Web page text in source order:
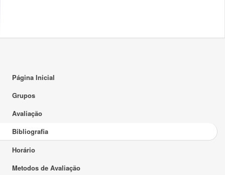
Página Inicial
Grupos
Avaliação
Bibliografia
Horário
Metodos de Avaliação